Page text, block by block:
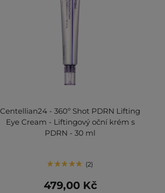
Centellian24 - 360º Shot PDRN Lifting
Eye Cream - Liftingový oční krém s
PDRN - 30 ml
2
479,00 Kč